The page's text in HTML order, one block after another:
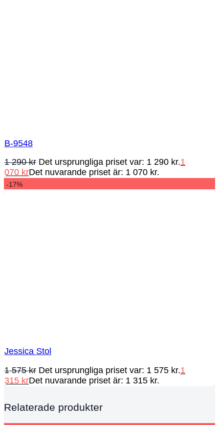
B-9548
1 290kr Det ursprungliga priset var: 1 290 kr.1
070 krDet nuvarande priset är: 1 070 kr.
-17%
Jessica Stol
1 575kr Det ursprungliga priset var: 1 575 kr.1
315 krDet nuvarande priset är: 1 315 kr.
Relaterade produkter